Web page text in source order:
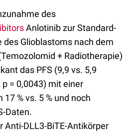
des
Anlotinib zur Standard-
des Glioblastoms nach dem
+ Radiotherapie)
das PFS (9,9 vs. 5,9
p = 0,0043) mit einer
% vs. 5 % und noch
Daten.
Anti-DLL3-BiTE-Antikörper